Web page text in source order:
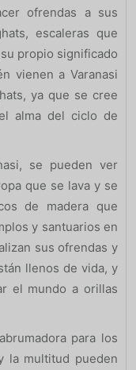
ofrendas a sus
escaleras que
propio significado
vienen a Varanasi
ya que se cree
alma del ciclo de
se pueden ver
que se lava y se
de madera que
y santuarios en
sus ofrendas y
llenos de vida, y
el mundo a orillas
para los
la multitud pueden